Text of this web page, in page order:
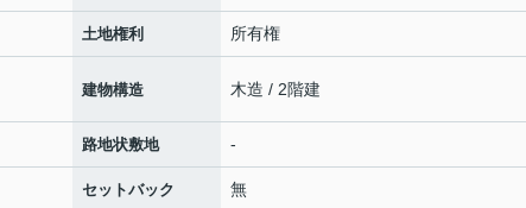
土地権利 所有権
建物構造 木造 / 2階建
路地状敷地 -
セットバック 無